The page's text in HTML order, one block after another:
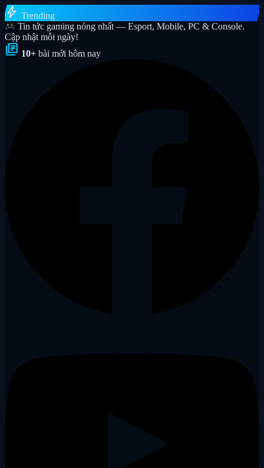
bolt Trending
Tin tức gaming nóng nhất — Esport, Mobile, PC & Console.
Cập nhật mỗi ngày!
library_books 10+ bài mới hôm nay